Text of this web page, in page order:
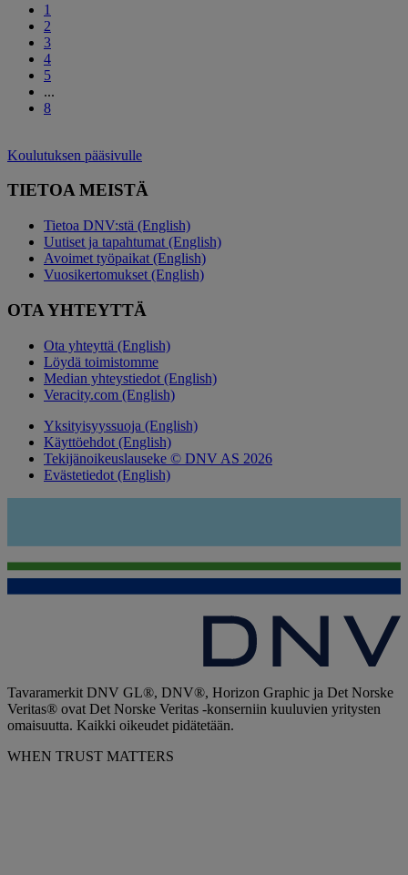
1
2
3
4
5
...
8
Koulutuksen pääsivulle
TIETOA MEISTÄ
Tietoa DNV:stä (English)
Uutiset ja tapahtumat (English)
Avoimet työpaikat (English)
Vuosikertomukset (English)
OTA YHTEYTTÄ
Ota yhteyttä (English)
Löydä toimistomme
Median yhteystiedot (English)
Veracity.com (English)
Yksityisyyssuoja (English)
Käyttöehdot (English)
Tekijänoikeuslauseke © DNV AS 2026
Evästetiedot (English)
Tavaramerkit DNV GL®, DNV®, Horizon Graphic ja Det Norske
Veritas® ovat Det Norske Veritas -konserniin kuuluvien yritysten
omaisuutta. Kaikki oikeudet pidätetään.
WHEN TRUST MATTERS